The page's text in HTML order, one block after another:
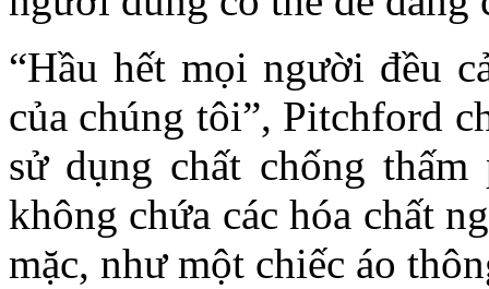
“Hầu hết mọi người đều
của chúng tôi”, Pitchford
sử dụng chất chống
không chứa các hóa chất
mặc, như một chiếc áo